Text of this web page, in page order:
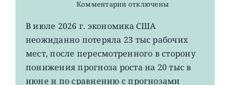
Комментариик
VOO:
рабочих
мест
США
неожиданно
отключены
В июле 2026 г. экономика США
неожиданно потеряла 23 тыс рабочих
мест, после пересмотренного в сторону
понижения прогноза роста на 20 тыс в
июне и по сравнению с прогнозами